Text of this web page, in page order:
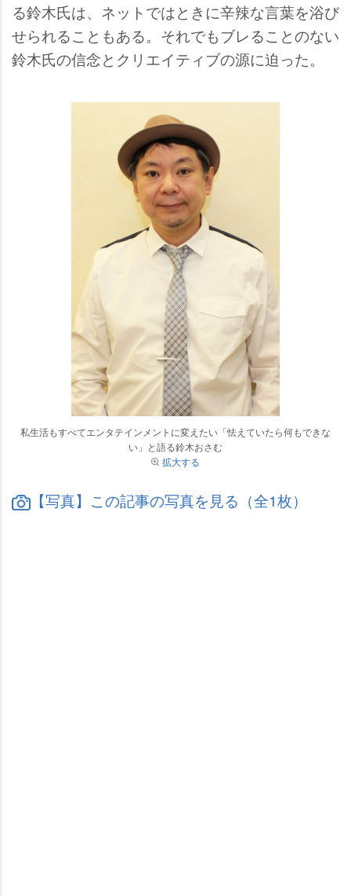
る鈴木氏は、ネットではときに辛辣な言葉を浴び
せられることもある。それでもブレることのない
鈴木氏の信念とクリエイティブの源に迫った。
私生活もすべてエンタテインメントに変えたい「怯えていたら何もできな
い」と語る鈴木おさむ
拡大する
【写真】この記事の写真を見る（全1枚）